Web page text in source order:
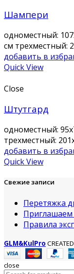
Шампери
одноместный:
см трехместный:
добавить в
Quick View
Close
Штутгард
одноместный:
трехместный:
добавить в
Quick View
Свежие записи
Перетяжка
Приглашаем
Правила
GLM&KulPro
close